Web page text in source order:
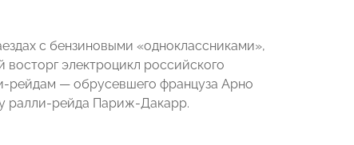
с бензиновыми «одноклассниками»,
электроцикл российского
рейдам — обрусевшего француза Арно
ралли-рейда Париж-Дакарр.